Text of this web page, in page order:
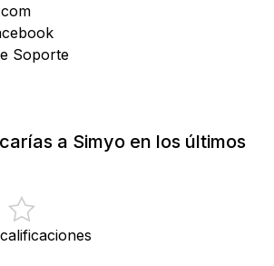
Soporte
a Simyo en los últimos